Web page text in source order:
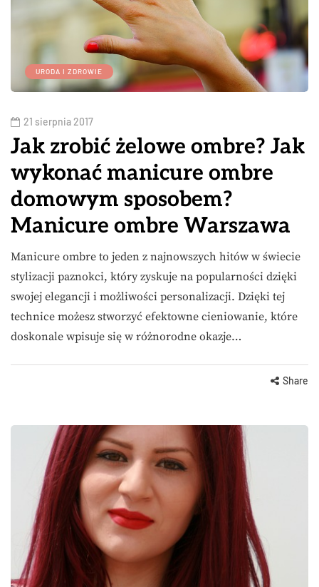
URODA I ZDROWIE
21 sierpnia 2017
Jak zrobić żelowe ombre? Jak
wykonać manicure ombre
domowym sposobem?
Manicure ombre Warszawa
Manicure ombre to jeden z najnowszych hitów w świecie
stylizacji paznokci, który zyskuje na popularności dzięki
swojej elegancji i możliwości personalizacji. Dzięki tej
technice możesz stworzyć efektowne cieniowanie, które
doskonale wpisuje się w różnorodne okazje…
Share